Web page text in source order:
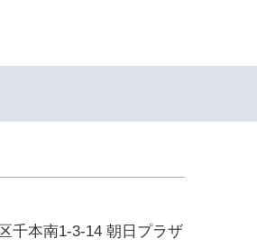
千本南1-3-14 朝日プラザ